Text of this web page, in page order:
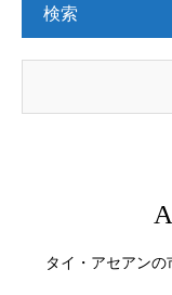
検索
タイ・アセアン